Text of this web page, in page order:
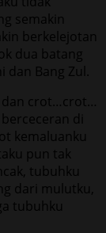
semakin
berkelejotan
dua batang
dan Bang Zul.
dan crot…crot…
di
kemaluanku
pun tak
tubuhku
dari mulutku,
tubuhku